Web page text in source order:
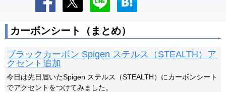
カーボンシート（まとめ）
ブラックカーボン Spigen ステルス（STEALTH）ア
クセント追加
今日は先日届いたSpigen ステルス（STEALTH）にカーボンシート
でアクセントをつけてみました。